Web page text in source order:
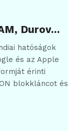
Durov…
hatóságok
és az Apple
érinti
blokkláncot és